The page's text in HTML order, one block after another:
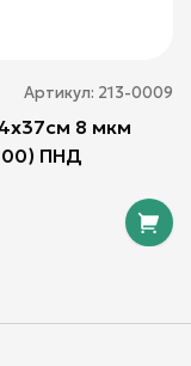
Артикул: 213-0009
8 мкм
ПНД